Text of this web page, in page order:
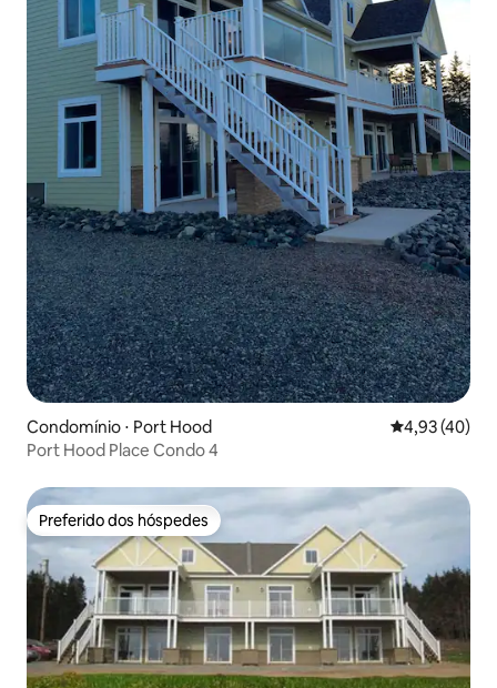
Condomínio ⋅ Port Hood 4,93 de uma
4,93 (40)
Port Hood Place Condo 4
Preferido dos hóspedes
Preferido dos hóspedes